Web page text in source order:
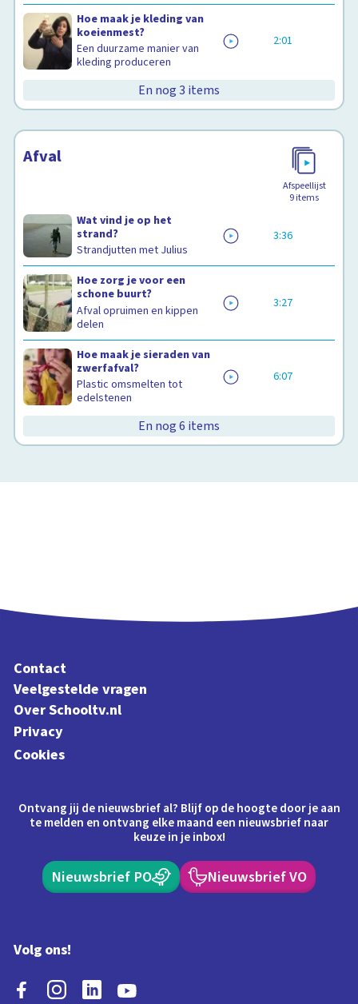
Hoe maak je kleding van
koeienmest?
Een duurzame manier van
kleding produceren
2:01
En nog 3 items
Afval
Afspeellijst
9items
Wat vind je op het
strand?
Strandjutten met Julius
3:36
Hoe zorg je voor een
schone buurt?
Afval opruimen en kippen
delen
3:27
Hoe maak je sieraden van
zwerfafval?
Plastic omsmelten tot
edelstenen
6:07
En nog 6 items
Wat gebeurt er met restafval?
Verbranden en recyclen 7:30
Contact
Veelgestelde vragen
Over Schooltv.nl
Privacy
Cookies
Ontvang jij de nieuwsbrief al? Blijf op de hoogte door je aan
te melden en ontvang elke maand een nieuwsbrief naar
keuze in je inbox!
Nieuwsbrief PO Nieuwsbrief VO
Volg ons!